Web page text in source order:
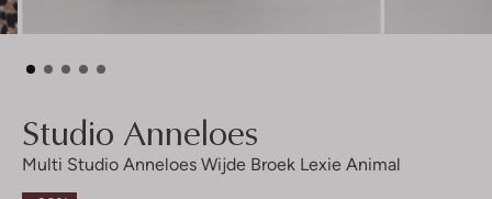
Studio Anneloes
Multi Studio Anneloes Wijde Broek Lexie Animal